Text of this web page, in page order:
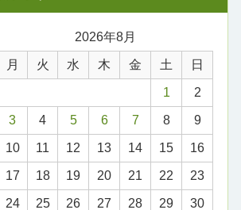
2026年8月
月 火 水 木 金 土 日
1 2
3 4 5 6 7 8 9
10 11 12 13 14 15 16
17 18 19 20 21 22 23
24 25 26 27 28 29 30